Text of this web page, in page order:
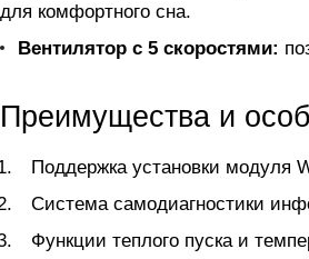
для комфортного сна.
Вентилятор с 5 скоростями:
Преимущества и
Поддержка установки модуля
Система самодиагностики
Функции теплого пуска и